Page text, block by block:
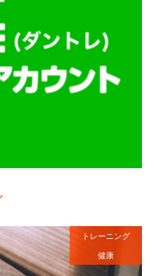
トレーニング
健康